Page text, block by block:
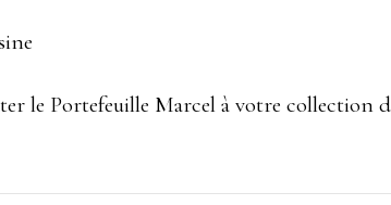
le Portefeuille Marcel à votre collection